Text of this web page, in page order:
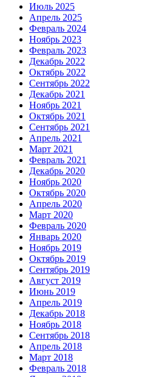
Июль 2025
Апрель 2025
Февраль 2024
Ноябрь 2023
Февраль 2023
Декабрь 2022
Октябрь 2022
Сентябрь 2022
Декабрь 2021
Ноябрь 2021
Октябрь 2021
Сентябрь 2021
Апрель 2021
Март 2021
Февраль 2021
Декабрь 2020
Ноябрь 2020
Октябрь 2020
Апрель 2020
Март 2020
Февраль 2020
Январь 2020
Ноябрь 2019
Октябрь 2019
Сентябрь 2019
Август 2019
Июнь 2019
Апрель 2019
Декабрь 2018
Ноябрь 2018
Сентябрь 2018
Апрель 2018
Март 2018
Февраль 2018